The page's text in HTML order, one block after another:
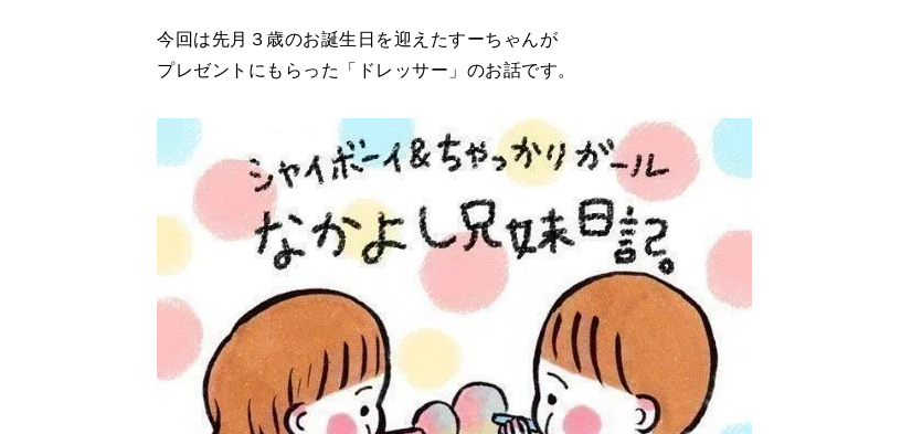
今回は先月３歳のお誕生日を迎えたすーちゃんが
プレゼントにもらった「ドレッサー」のお話です。